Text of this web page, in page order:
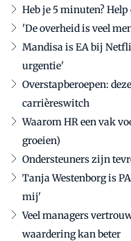
Heb je 5 minuten?
'De overheid is veel
Mandisa is EA bij
urgentie'
Overstapberoepen:
carrièreswitch
Waarom HR een vak
groeien)
Ondersteuners zijn
Tanja Westenborg is
mij'
Veel managers
waardering kan beter